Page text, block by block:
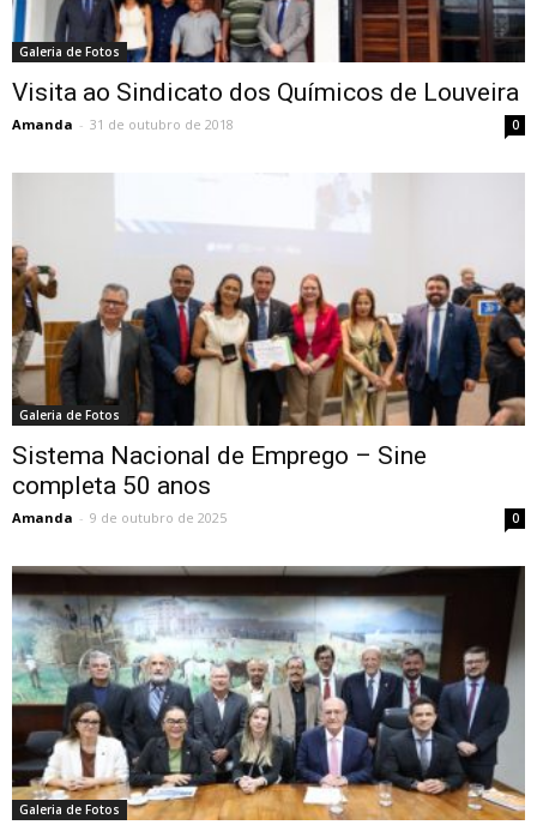
Galeria de Fotos
Visita ao Sindicato dos Químicos de Louveira
Amanda - 31 de outubro de 2018 0
Galeria de Fotos
Sistema Nacional de Emprego – Sine
completa 50 anos
Amanda - 9 de outubro de 2025 0
Galeria de Fotos